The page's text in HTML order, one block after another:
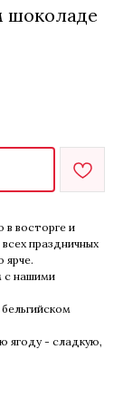
шоколаде
в восторге и
праздничных
ярче.
с нашими
ягоду - сладкую,